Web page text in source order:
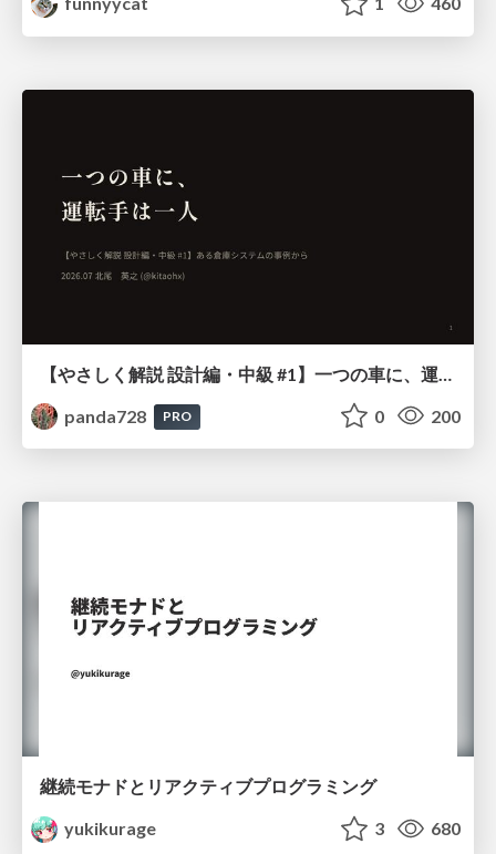
panda728
PRO 0 200
継続モナドとリアクティブプログラミング
yukikurage
3 680